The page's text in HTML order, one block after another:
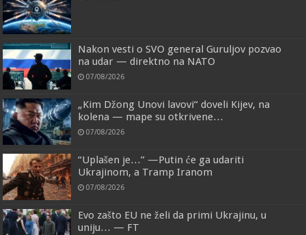
Nakon vesti o SVO general Guruljov pozvao
na udar — direktno na NATO
07/08/2026
„Kim Džong Unovi lavovi“ doveli Kijev, na
kolena — mape su otkrivene…
07/08/2026
“Uplašen je…” —Putin će ga udariti
Ukrajinom, a Tramp Iranom
07/08/2026
Evo zašto EU ne želi da primi Ukrajinu, u
uniju… — FT